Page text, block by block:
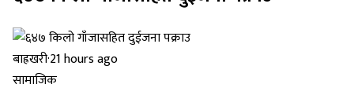
बाह्रखरी·21 hours ago
सामाजिक